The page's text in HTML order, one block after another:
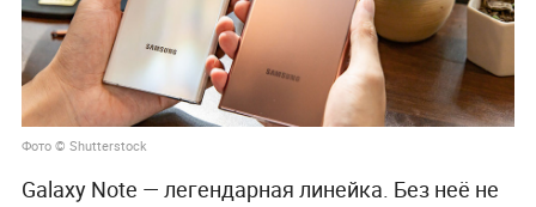
Фото © Shutterstock
Galaxy Note — легендарная линейка. Без неё не